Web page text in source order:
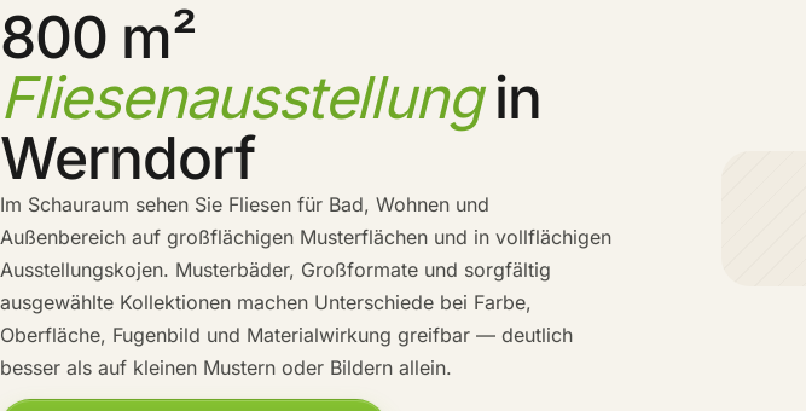
800 m²
Fliesenausstellungin
Werndorf
Im Schauraum sehen Sie Fliesen für Bad, Wohnen und
Außenbereich auf großflächigen Musterflächen und in vollflächigen
Ausstellungskojen. Musterbäder, Großformate und sorgfältig
ausgewählte Kollektionen machen Unterschiede bei Farbe,
Oberfläche, Fugenbild und Materialwirkung greifbar — deutlich
besser als auf kleinen Mustern oder Bildern allein.